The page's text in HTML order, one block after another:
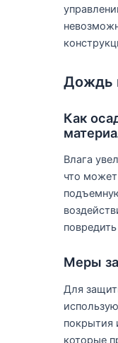
Дождь
Как
Влага
что может
Меры
Для
покрытия
которые